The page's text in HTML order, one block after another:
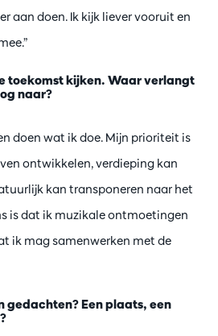
aan doen. Ik kijk liever vooruit en
toekomst kijken. Waar verlangt
naar?
doen wat ik doe. Mijn prioriteit is
ontwikkelen, verdieping kan
kan transponeren naar het
is dat ik muzikale ontmoetingen
ik mag samenwerken met de
gedachten? Een plaats, een